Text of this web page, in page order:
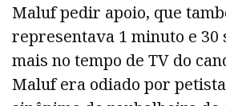
Maluf pedir apoio, que
representava 1 minuto e 30
mais no tempo de TV do
Maluf era odiado por